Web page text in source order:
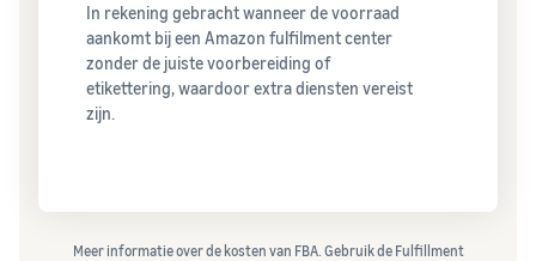
In rekening gebracht wanneer de voorraad
aankomt bij een Amazon fulfilment center
zonder de juiste voorbereiding of
etikettering, waardoor extra diensten vereist
zijn.
Meer informatie over de kosten van FBA. Gebruik de Fulfillment